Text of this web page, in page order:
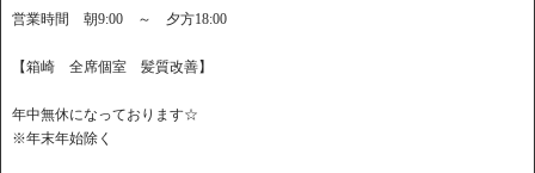
営業時間 朝9:00 ～ 夕方18:00
【箱崎 全席個室 髪質改善】
年中無休になっております☆
※年末年始除く